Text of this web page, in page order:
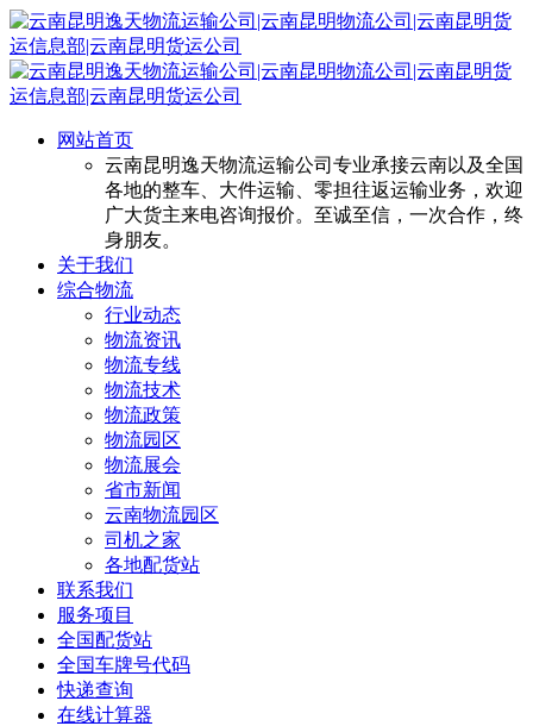
网站首页
云南昆明逸天物流运输公司专业承接云南以及全国
各地的整车、大件运输、零担往返运输业务，欢迎
广大货主来电咨询报价。至诚至信，一次合作，终
身朋友。
关于我们
综合物流
行业动态
物流资讯
物流专线
物流技术
物流政策
物流园区
物流展会
省市新闻
云南物流园区
司机之家
各地配货站
联系我们
服务项目
全国配货站
全国车牌号代码
快递查询
在线计算器